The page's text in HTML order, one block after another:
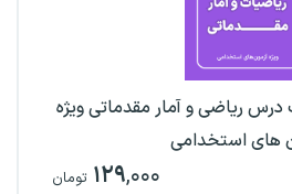
ریاضی و آمار مقدماتی ویژه
های استخدامی
۱۲۹,۰۰۰ تومان